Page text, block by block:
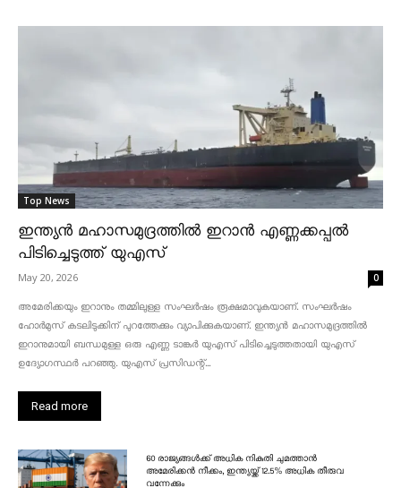
Top News
ഇന്ത്യൻ മഹാസമുദ്രത്തിൽ ഇറാൻ എണ്ണക്കപ്പൽ
പിടിച്ചെടുത്ത് യുഎസ്
May 20, 2026 0
അമേരിക്കയും ഇറാനും തമ്മിലുള്ള സംഘർഷം രൂക്ഷമാവുകയാണ്. സംഘർഷം
ഹോർമുസ് കടലിടുക്കിന് പുറത്തേക്കും വ്യാപിക്കുകയാണ്. ഇന്ത്യൻ മഹാസമുദ്രത്തിൽ
ഇറാനുമായി ബന്ധമുള്ള ഒരു എണ്ണ ടാങ്കർ യുഎസ് പിടിച്ചെടുത്തതായി യുഎസ്
ഉദ്യോഗസ്ഥർ പറഞ്ഞു. യുഎസ് പ്രസിഡന്റ്...
Read more
60 രാജ്യങ്ങൾക്ക് അധിക നികുതി ചുമത്താൻ
അമേരിക്കൻ നീക്കം, ഇന്ത്യയ്ക്ക് 12.5% അധിക തീരുവ
വന്നേക്കും